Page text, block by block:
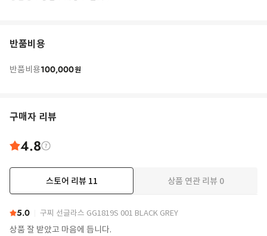
반품비용
반품비용100,000원
구매자 리뷰
4.8
스토어 리뷰 11 상품 연관 리뷰 0
5.0 구찌 선글라스 GG1819S 001 BLACK GREY
상품 잘 받았고 마음에 듭니다.